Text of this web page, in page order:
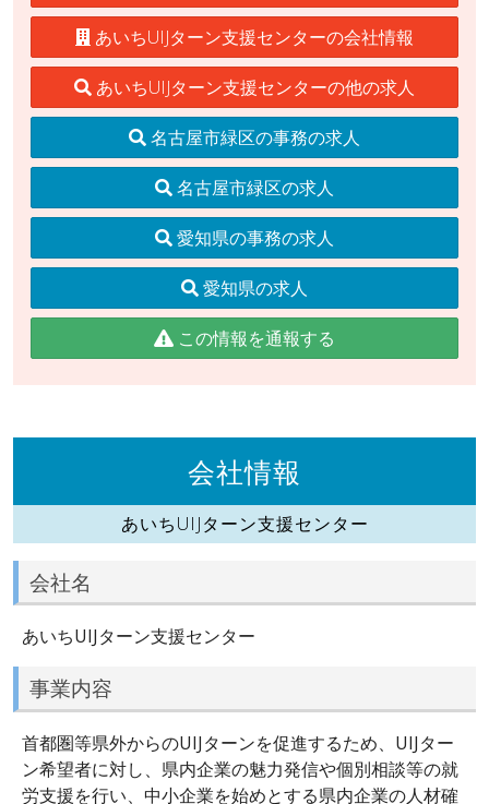
あいちUIJターン支援センターの会社情報
あいちUIJターン支援センターの他の求人
名古屋市緑区の事務の求人
名古屋市緑区の求人
愛知県の事務の求人
愛知県の求人
この情報を通報する
会社情報
あいちUIJターン支援センター
会社名
あいちUIJターン支援センター
事業内容
首都圏等県外からのUIJターンを促進するため、UIJター
ン希望者に対し、県内企業の魅力発信や個別相談等の就
労支援を行い、中小企業を始めとする県内企業の人材確